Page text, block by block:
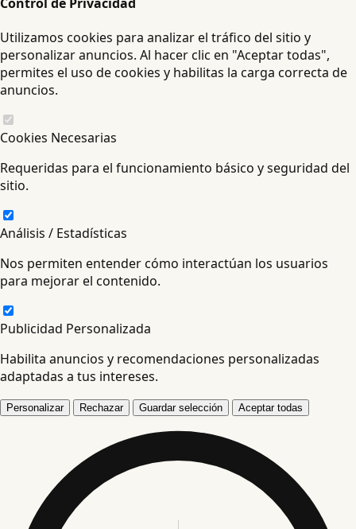
Utilizamos cookies para analizar el tráfico del sitio y
personalizar anuncios. Al hacer clic en "Aceptar todas",
permites el uso de cookies y habilitas la carga correcta de
anuncios.
Cookies Necesarias
Requeridas para el funcionamiento básico y seguridad del
sitio.
Análisis / Estadísticas
Nos permiten entender cómo interactúan los usuarios
para mejorar el contenido.
Publicidad Personalizada
Habilita anuncios y recomendaciones personalizadas
adaptadas a tus intereses.
Personalizar Rechazar Guardar selección Aceptar todas